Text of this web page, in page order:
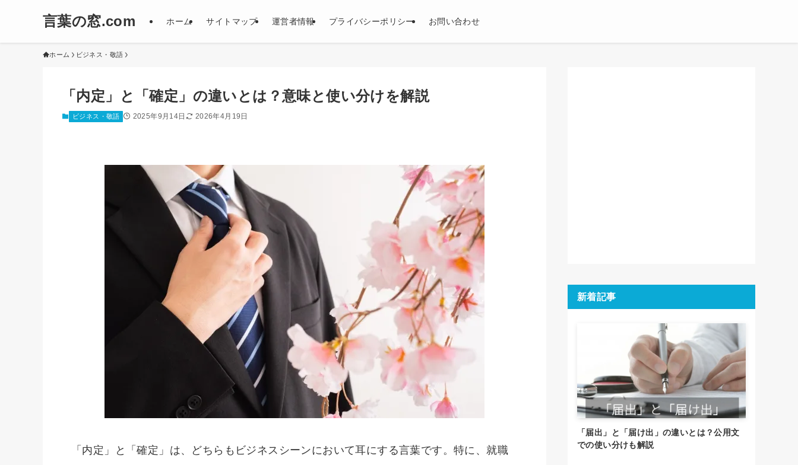
言葉の窓.com ホーム サイトマップ 運営者情報 プライバシーポリシー お問い合わせ
ホーム ビジネス・敬語
「内定」と「確定」の違いとは？意味と使い分けを解説
ビジネス・敬語 2025年9月14日 2026年4月19日
「内定」と「確定」は、どちらもビジネスシーンにおいて耳にする言葉です。特に、就職
新着記事
「届出」と「届け出」の違いとは？公用文
での使い分けも解説